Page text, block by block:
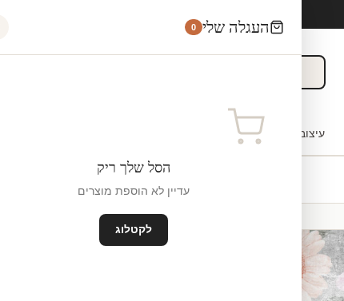
עיצוב אישי לקוחות עסקיים
מדבקת
העגלה שלי 0
הסל שלך ריק
עדיין לא הוספת מוצרים
לקטלוג